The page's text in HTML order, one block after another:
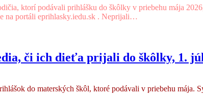
ktorí podávali prihlášku do škôlky v priebehu mája
na portáli eprihlasky.iedu.sk . Neprijali…
či ich dieťa prijali do škôlky, 1.
do materských škôl, ktoré podávali v priebehu mája.